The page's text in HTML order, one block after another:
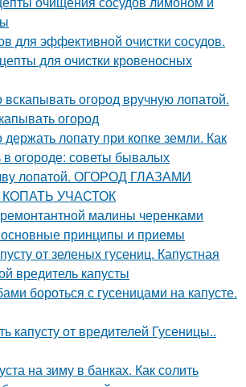
для эффективной очистки сосудов.
для очистки кровеносных
вскапывать огород вручную лопатой.
огород
держать лопату при копке земли. Как
в огороде: советы бывалых
лопатой. ОГОРОД ГЛАЗАМИ
УЧАСТОК
малины черенками
принципы и приемы
от зеленых гусениц. Капустная
вредитель капусты
бороться с гусеницами на капусте.
капусту от вредителей Гусеницы..
на зиму в банках. Как солить